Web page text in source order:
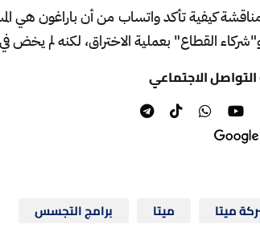
كيفية تأكد واتساب من أن باراغون هي
القطاع" بعملية الاختراق، لكنه لم يخض
الاجتماعي
ميتا ميتا برامج التجسس